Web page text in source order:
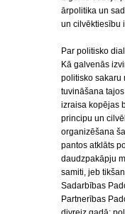
ārpolitika un
un cilvēktiesību
Par politisko
Kā galvenās
politisko sakaru
tuvināšana
izraisa kopējas
principu un
organizēšana
pantos atklāts
daudzpakāpju
samiti, jeb
Sadarbības
Partnerības